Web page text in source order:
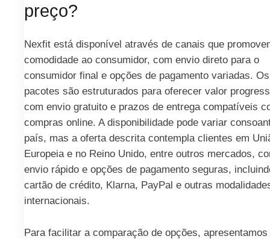
preço?
Nexfit está disponível através de canais que
comodidade ao consumidor, com envio direto para o
consumidor final e opções de pagamento variadas. Os
pacotes são estruturados para oferecer valor
com envio gratuito e prazos de entrega compatíveis
compras online. A disponibilidade pode variar
país, mas a oferta descrita contempla clientes em
Europeia e no Reino Unido, entre outros mercados,
envio rápido e opções de pagamento seguras,
cartão de crédito, Klarna, PayPal e outras
internacionais.
Para facilitar a comparação de opções, apresentamos